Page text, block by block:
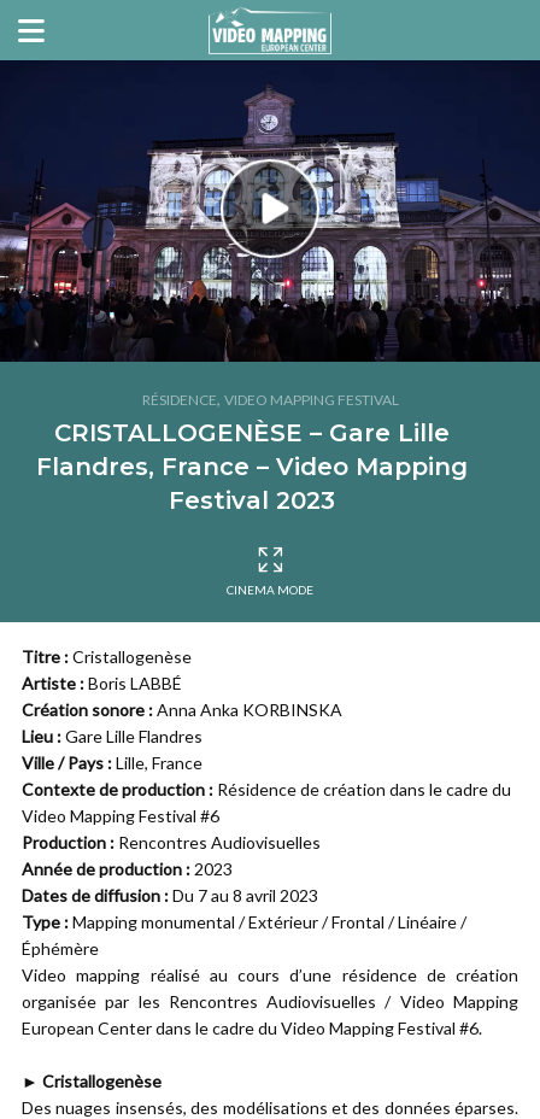
RÉSIDENCE, VIDEO MAPPING FESTIVAL
CRISTALLOGENÈSE – Gare Lille
Flandres, France – Video Mapping
Festival 2023
CINEMA MODE
Titre :Cristallogenèse
Artiste :Boris LABBÉ
Création sonore :Anna Anka KORBINSKA
Lieu :Gare Lille Flandres
Ville / Pays :Lille, France
Contexte de production : Résidence de création dans le cadre du
Video Mapping Festival #6
Production : Rencontres Audiovisuelles
Année de production : 2023
Dates de diffusion :Du 7 au 8 avril 2023
Type :Mapping monumental / Extérieur / Frontal / Linéaire /
Éphémère
Video mapping réalisé au cours d’une résidence de création
organisée par les Rencontres Audiovisuelles / Video Mapping
European Center dans le cadre du Video Mapping Festival #6.
► Cristallogenèse
Des nuages insensés, des modélisations et des données éparses.